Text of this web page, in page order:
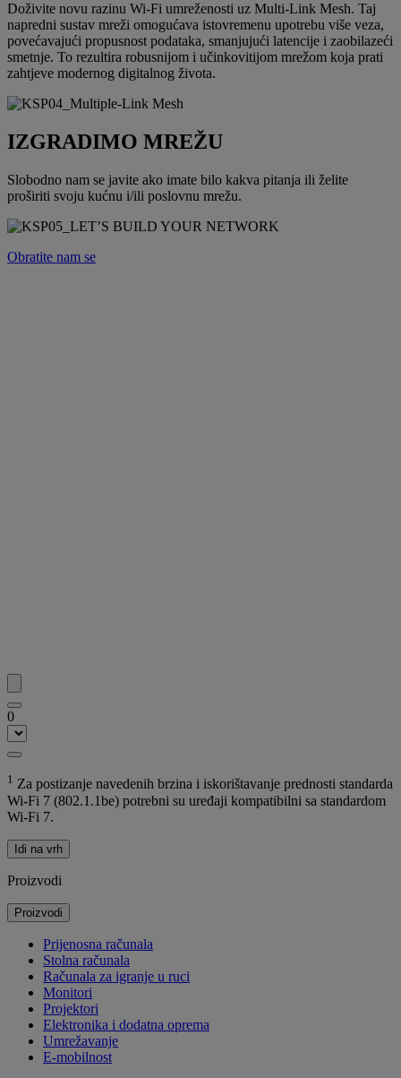
Doživite novu razinu Wi-Fi umreženosti uz Multi-Link Mesh. Taj
napredni sustav mreži omogućava istovremenu upotrebu više veza,
povećavajući propusnost podataka, smanjujući latencije i zaobilazeći
smetnje. To rezultira robusnijom i učinkovitijom mrežom koja prati
zahtjeve modernog digitalnog života.
IZGRADIMO MREŽU
Slobodno nam se javite ako imate bilo kakva pitanja ili želite
proširiti svoju kućnu i/ili poslovnu mrežu.
Obratite nam se
0
1 Za postizanje navedenih brzina i iskorištavanje prednosti standarda
Wi-Fi 7 (802.1.1be) potrebni su uređaji kompatibilni sa standardom
Wi-Fi 7.
Idi na vrh
Proizvodi
Proizvodi
Prijenosna računala
Stolna računala
Računala za igranje u ruci
Monitori
Projektori
Elektronika i dodatna oprema
Umrežavanje
E-mobilnost